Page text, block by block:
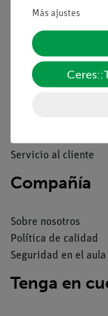
Pie de imprenta
Servicio
Resumen del
Servicio al cliente
Compañía
Sobre nosotros
Política de calidad
Seguridad en el aula
Tenga en
Más ajustes